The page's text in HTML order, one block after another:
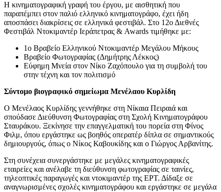
Η κινηματογραφική γραφή του έργου, με αισθητική που
παραπέμπει στον παλιό ελληνικό κινηματογράφο, έχει ήδη
αποσπάσει διακρίσεις σε ελληνικά φεστιβάλ. Στο 12ο Διεθνές
Φεστιβάλ Ντοκιμαντέρ Ιεράπετρας & Awards τιμήθηκε με:
1ο Βραβείο Ελληνικού Ντοκιμαντέρ Μεγάλου Μήκους
Βραβείο Φωτογραφίας (Δημήτρης Λέκκος)
Εύφημη Μνεία στον Νίκο Ζαχόπουλο για τη συμβολή του
στην τέχνη και τον πολιτισμό
Σύντομο βιογραφικό σημείωμα Μενέλαου Κυρλίδη
Ο Μενέλαος Κυρλίδης γεννήθηκε στη Νίκαια Πειραιά και
σπούδασε Διεύθυνση Φωτογραφίας στη Σχολή Κινηματογράφου
Σταυράκου. Ξεκίνησε την επαγγελματική του πορεία στη Φίνος
Φιλμ, όπου εργάστηκε ως βοηθός οπερατέρ δίπλα σε σημαντικούς
δημιουργούς, όπως ο Νίκος Καβουκίδης και ο Γιώργος Αρβανίτης.
Στη συνέχεια συνεργάστηκε με μεγάλες κινηματογραφικές
εταιρείες και ανέλαβε τη διεύθυνση φωτογραφίας σε ταινίες,
τηλεοπτικές παραγωγές και ντοκιμαντέρ της ΕΡΤ. Δίδαξε σε
αναγνωρισμένες σχολές κινηματογράφου και εργάστηκε σε μεγάλα